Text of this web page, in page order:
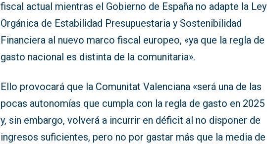
fiscal actual mientras el Gobierno de España no adapte la Ley
Orgánica de Estabilidad Presupuestaria y Sostenibilidad
Financiera al nuevo marco fiscal europeo, «ya que la regla de
gasto nacional es distinta de la comunitaria».
Ello provocará que la Comunitat Valenciana «será una de las
pocas autonomías que cumpla con la regla de gasto en 2025
y, sin embargo, volverá a incurrir en déficit al no disponer de
ingresos suficientes, pero no por gastar más que la media de